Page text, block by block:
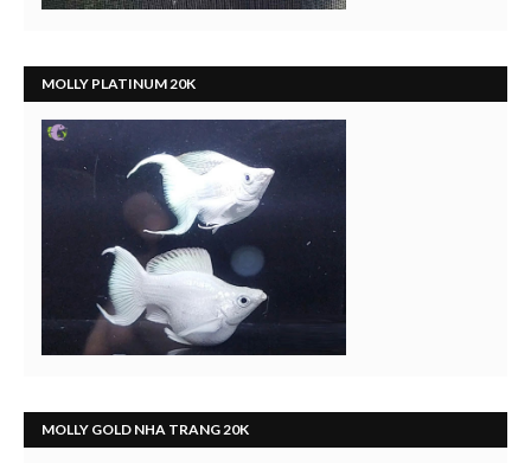
MOLLY PLATINUM 20K
MOLLY GOLD NHA TRANG 20K